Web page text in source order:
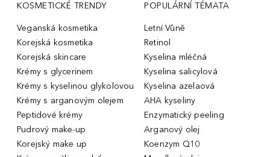
KOSMETICKÉ TRENDY
Veganská kosmetika
Korejská kosmetika
Korejská skincare
Krémy s glycerinem
Krémy s kyselinou glykolovou
Krémy s arganovým olejem
Peptidové krémy
Pudrový make-up
Korejský make up
POPULÁRNÍ TÉMATA
Letní Vůně
Retinol
Kyselina mléčná
Kyselina salicylová
Kyselina azelaová
AHA kyseliny
Enzymatický peeling
Arganový olej
Koenzym Q10